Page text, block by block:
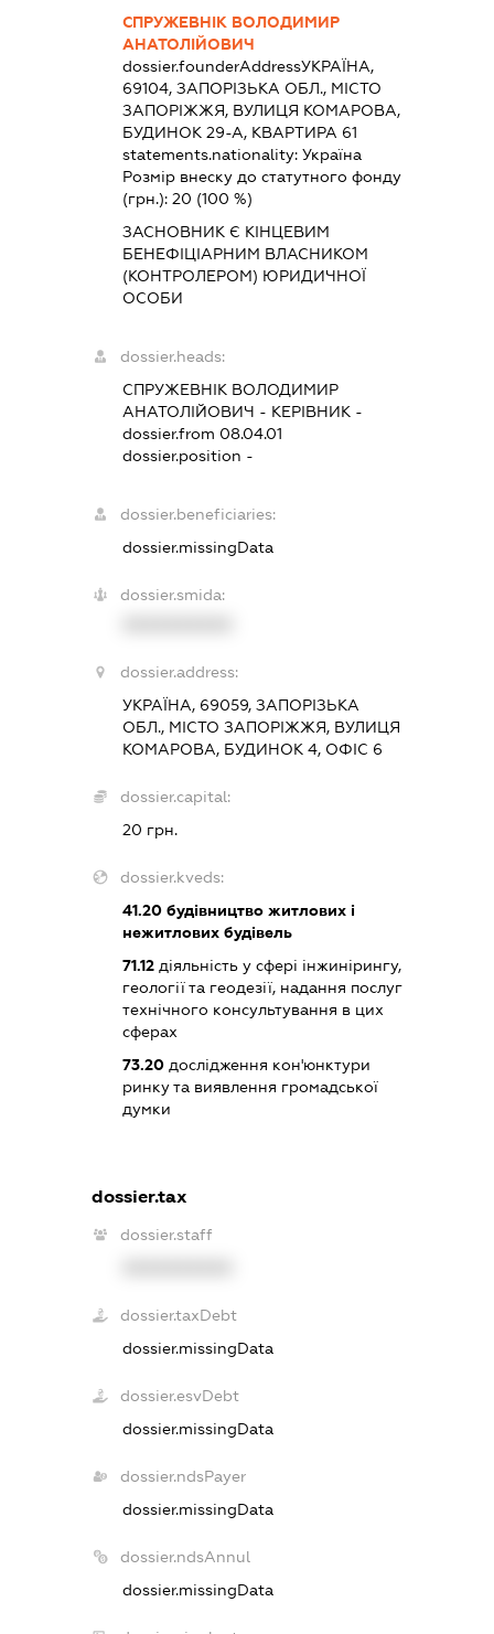
СПРУЖЕВНІК ВОЛОДИМИР
АНАТОЛІЙОВИЧ
dossier.founderAddressУКРАЇНА,
69104, ЗАПОРІЗЬКА ОБЛ., МІСТО
ЗАПОРІЖЖЯ, ВУЛИЦЯ КОМАРОВА,
БУДИНОК 29-А, КВАРТИРА 61
statements.nationality:Україна
Розмір внеску до статутного фонду
(грн.):20 (100 %)
ЗАСНОВНИК Є КІНЦЕВИМ
БЕНЕФІЦІАРНИМ ВЛАСНИКОМ
(КОНТРОЛЕРОМ) ЮРИДИЧНОЇ
ОСОБИ
dossier.heads:
СПРУЖЕВНІК ВОЛОДИМИР
АНАТОЛІЙОВИЧ - КЕРІВНИК -
dossier.from 08.04.01
dossier.position -
dossier.beneficiaries:
dossier.missingData
dossier.smida:
dossier.address:
УКРАЇНА, 69059, ЗАПОРІЗЬКА
ОБЛ., МІСТО ЗАПОРІЖЖЯ, ВУЛИЦЯ
КОМАРОВА, БУДИНОК 4, ОФІС 6
dossier.capital:
20 грн.
dossier.kveds:
41.20 будівництво житлових і
нежитлових будівель
71.12 діяльність у сфері інжинірингу,
геології та геодезії, надання послуг
технічного консультування в цих
сферах
73.20 дослідження кон'юнктури
ринку та виявлення громадської
думки
dossier.tax
dossier.staff
dossier.taxDebt
dossier.missingData
dossier.esvDebt
dossier.missingData
dossier.ndsPayer
dossier.missingData
dossier.ndsAnnul
dossier.missingData